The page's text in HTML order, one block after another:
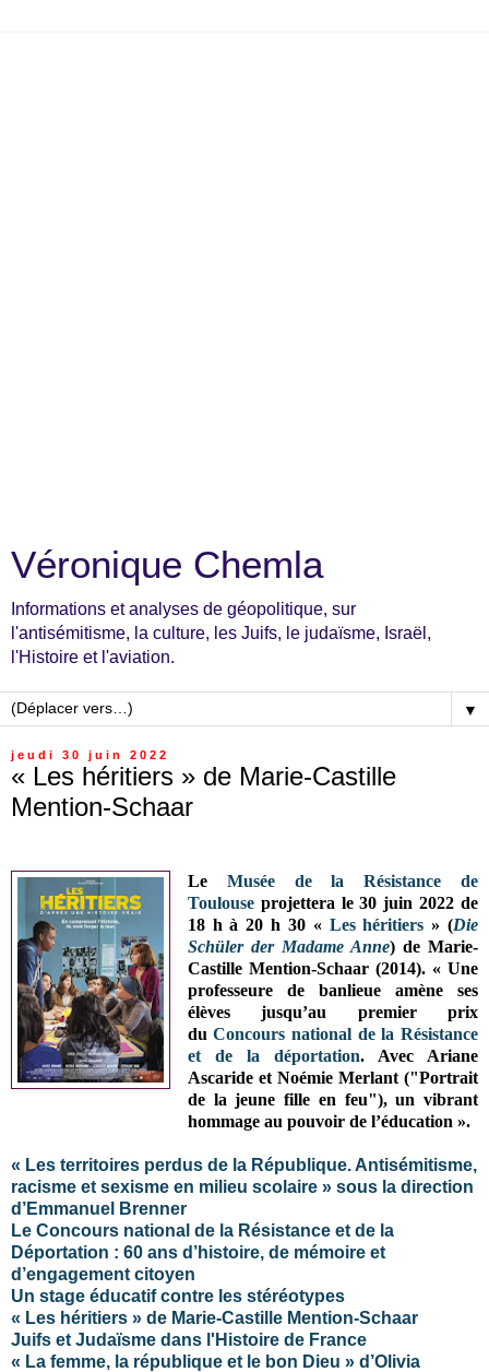
Véronique Chemla
Informations et analyses de géopolitique, sur
l'antisémitisme, la culture, les Juifs, le judaïsme, Israël,
l'Histoire et l'aviation.
▼
jeudi 30 juin 2022
« Les héritiers » de Marie-Castille
Mention-Schaar
Le Musée de la Résistance de
Toulouse projettera le30 juin 2022 de
18 h à 20 h 30« Les héritiers » (Die
Schüler der Madame Anne) de Marie-
Castille Mention-Schaar (2014). « Une
professeure de banlieue amène ses
élèves jusqu’au premier prix
duConcours national de la Résistance
et de la déportation. Avec Ariane
Ascaride et Noémie Merlant ("Portrait
de la jeune fille en feu"), un vibrant
hommage au pouvoir de l’éducation ».
« Les territoires perdus de la République. Antisémitisme,
racisme et sexisme en milieu scolaire » sous la direction
d’Emmanuel Brenner
Le Concours national de la Résistance et de la
Déportation : 60 ans d’histoire, de mémoire et
d’engagement citoyen
Un stage éducatif contre les stéréotypes
« Les héritiers » de Marie-Castille Mention-Schaar
Juifs et Judaïsme dans l'Histoire de France
« La femme, la république et le bon Dieu » d’Olivia